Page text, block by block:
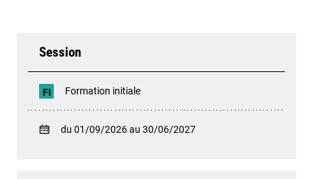
Session
FI Formation initiale
du 01/09/2026 au 30/06/2027